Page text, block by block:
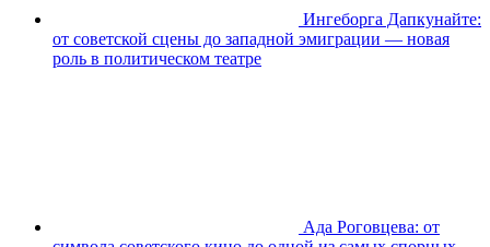
Ингеборга Дапкунайте:
от советской сцены до западной эмиграции — новая
роль в политическом театре
Ада Роговцева: от